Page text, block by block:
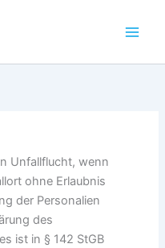
Unfallflucht, wenn
ohne Erlaubnis
der Personalien
des
ist in § 142 StGB